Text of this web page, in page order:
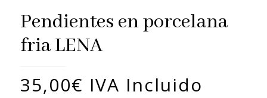
Pendientes en porcelana
fria LENA
35,00€ IVA Incluido